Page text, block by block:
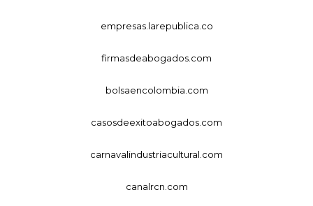
empresas.larepublica.co
firmasdeabogados.com
bolsaencolombia.com
casosdeexitoabogados.com
carnavalindustriacultural.com
canalrcn.com